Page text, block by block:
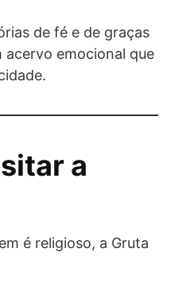
de fé e de graças
acervo emocional que
a
é religioso, a Gruta